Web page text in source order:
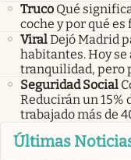
Truco Qué
coche y por qué
ViralDejó Madrid
habitantes. Hoy
tranquilidad, pero
Seguridad Social
Reducirán un 15%
trabajado más de
Últimas